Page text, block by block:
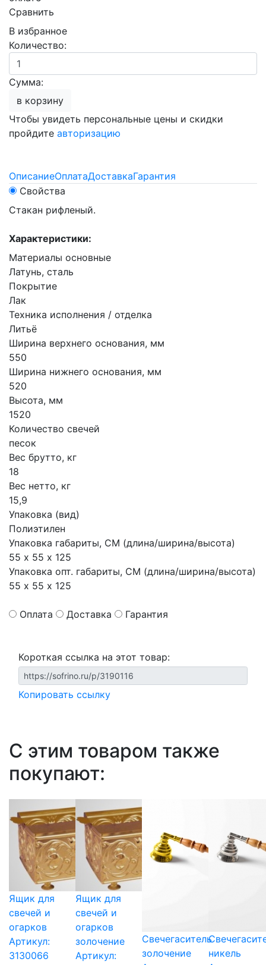
Сравнить
В избранное
Количество:
Сумма:
в корзину
Чтобы увидеть персональные цены и скидки
пройдите авторизацию
ОписаниеОплатаДоставкаГарантия
Свойства
Стакан рифленый.
Характеристики:
Материалы основные
Латунь, сталь
Покрытие
Лак
Техника исполнения / отделка
Литьё
Ширина верхнего основания, мм
550
Ширина нижнего основания, мм
520
Высота, мм
1520
Количество свечей
песок
Вес брутто, кг
18
Вес нетто, кг
15,9
Упаковка (вид)
Полиэтилен
Упаковка габариты, СМ (длина/ширина/высота)
55 х 55 х 125
Упаковка опт. габариты, СМ (длина/ширина/высота)
55 х 55 х 125
Оплата Доставка Гарантия
Короткая ссылка на этот товар:
Копировать ссылку
С этим товаром также
покупают:
Ящик для
свечей и
огарков
Артикул:
3130066
Ящик для
свечей и
огарков
золочение
Артикул:
Свечегаситель
золочение
никель